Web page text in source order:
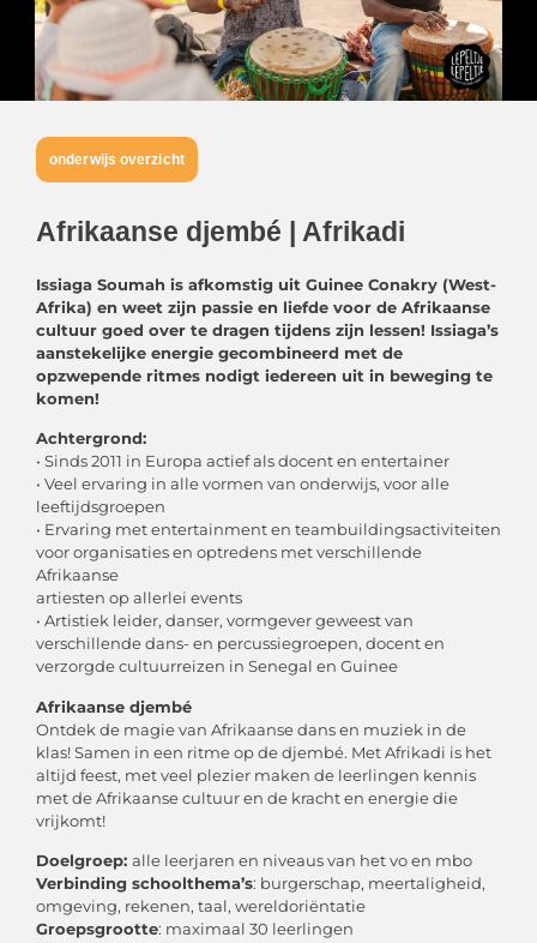
onderwijs overzicht
Afrikaanse djembé | Afrikadi
Issiaga Soumah is afkomstig uit Guinee Conakry (West-
Afrika) en weet zijn passie en liefde voor de Afrikaanse
cultuur goed over te dragen tijdens zijn lessen! Issiaga’s
aanstekelijke energie gecombineerd met de
opzwepende ritmes nodigt iedereen uit in beweging te
komen!
Achtergrond:
• Sinds 2011 in Europa actief als docent en entertainer
• Veel ervaring in alle vormen van onderwijs, voor alle
leeftijdsgroepen
• Ervaring met entertainment en teambuildingsactiviteiten
voor organisaties en optredens met verschillende
Afrikaanse
artiesten op allerlei events
• Artistiek leider, danser, vormgever geweest van
verschillende dans- en percussiegroepen, docent en
verzorgde cultuurreizen in Senegal en Guinee
Afrikaanse djembé
Ontdek de magie van Afrikaanse dans en muziek in de
klas! Samen in een ritme op de djembé. Met Afrikadi is het
altijd feest, met veel plezier maken de leerlingen kennis
met de Afrikaanse cultuur en de kracht en energie die
vrijkomt!
Doelgroep: alle leerjaren en niveaus van het vo en mbo
Verbinding schoolthema’s: burgerschap, meertaligheid,
omgeving, rekenen, taal, wereldoriëntatie
Groepsgrootte: maximaal 30 leerlingen